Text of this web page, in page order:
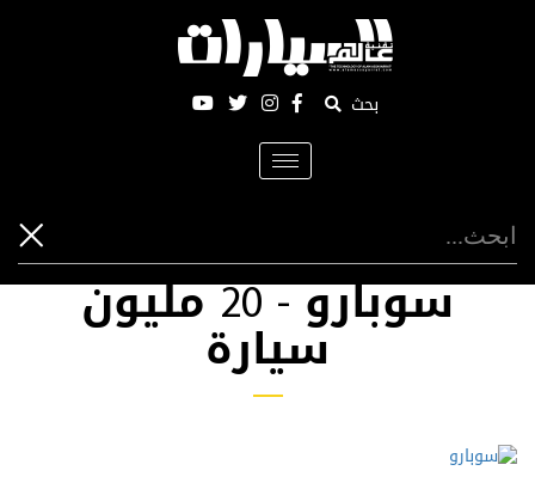
بحث
Toggle
navigation
سوبارو - 20 مليون
سيارة